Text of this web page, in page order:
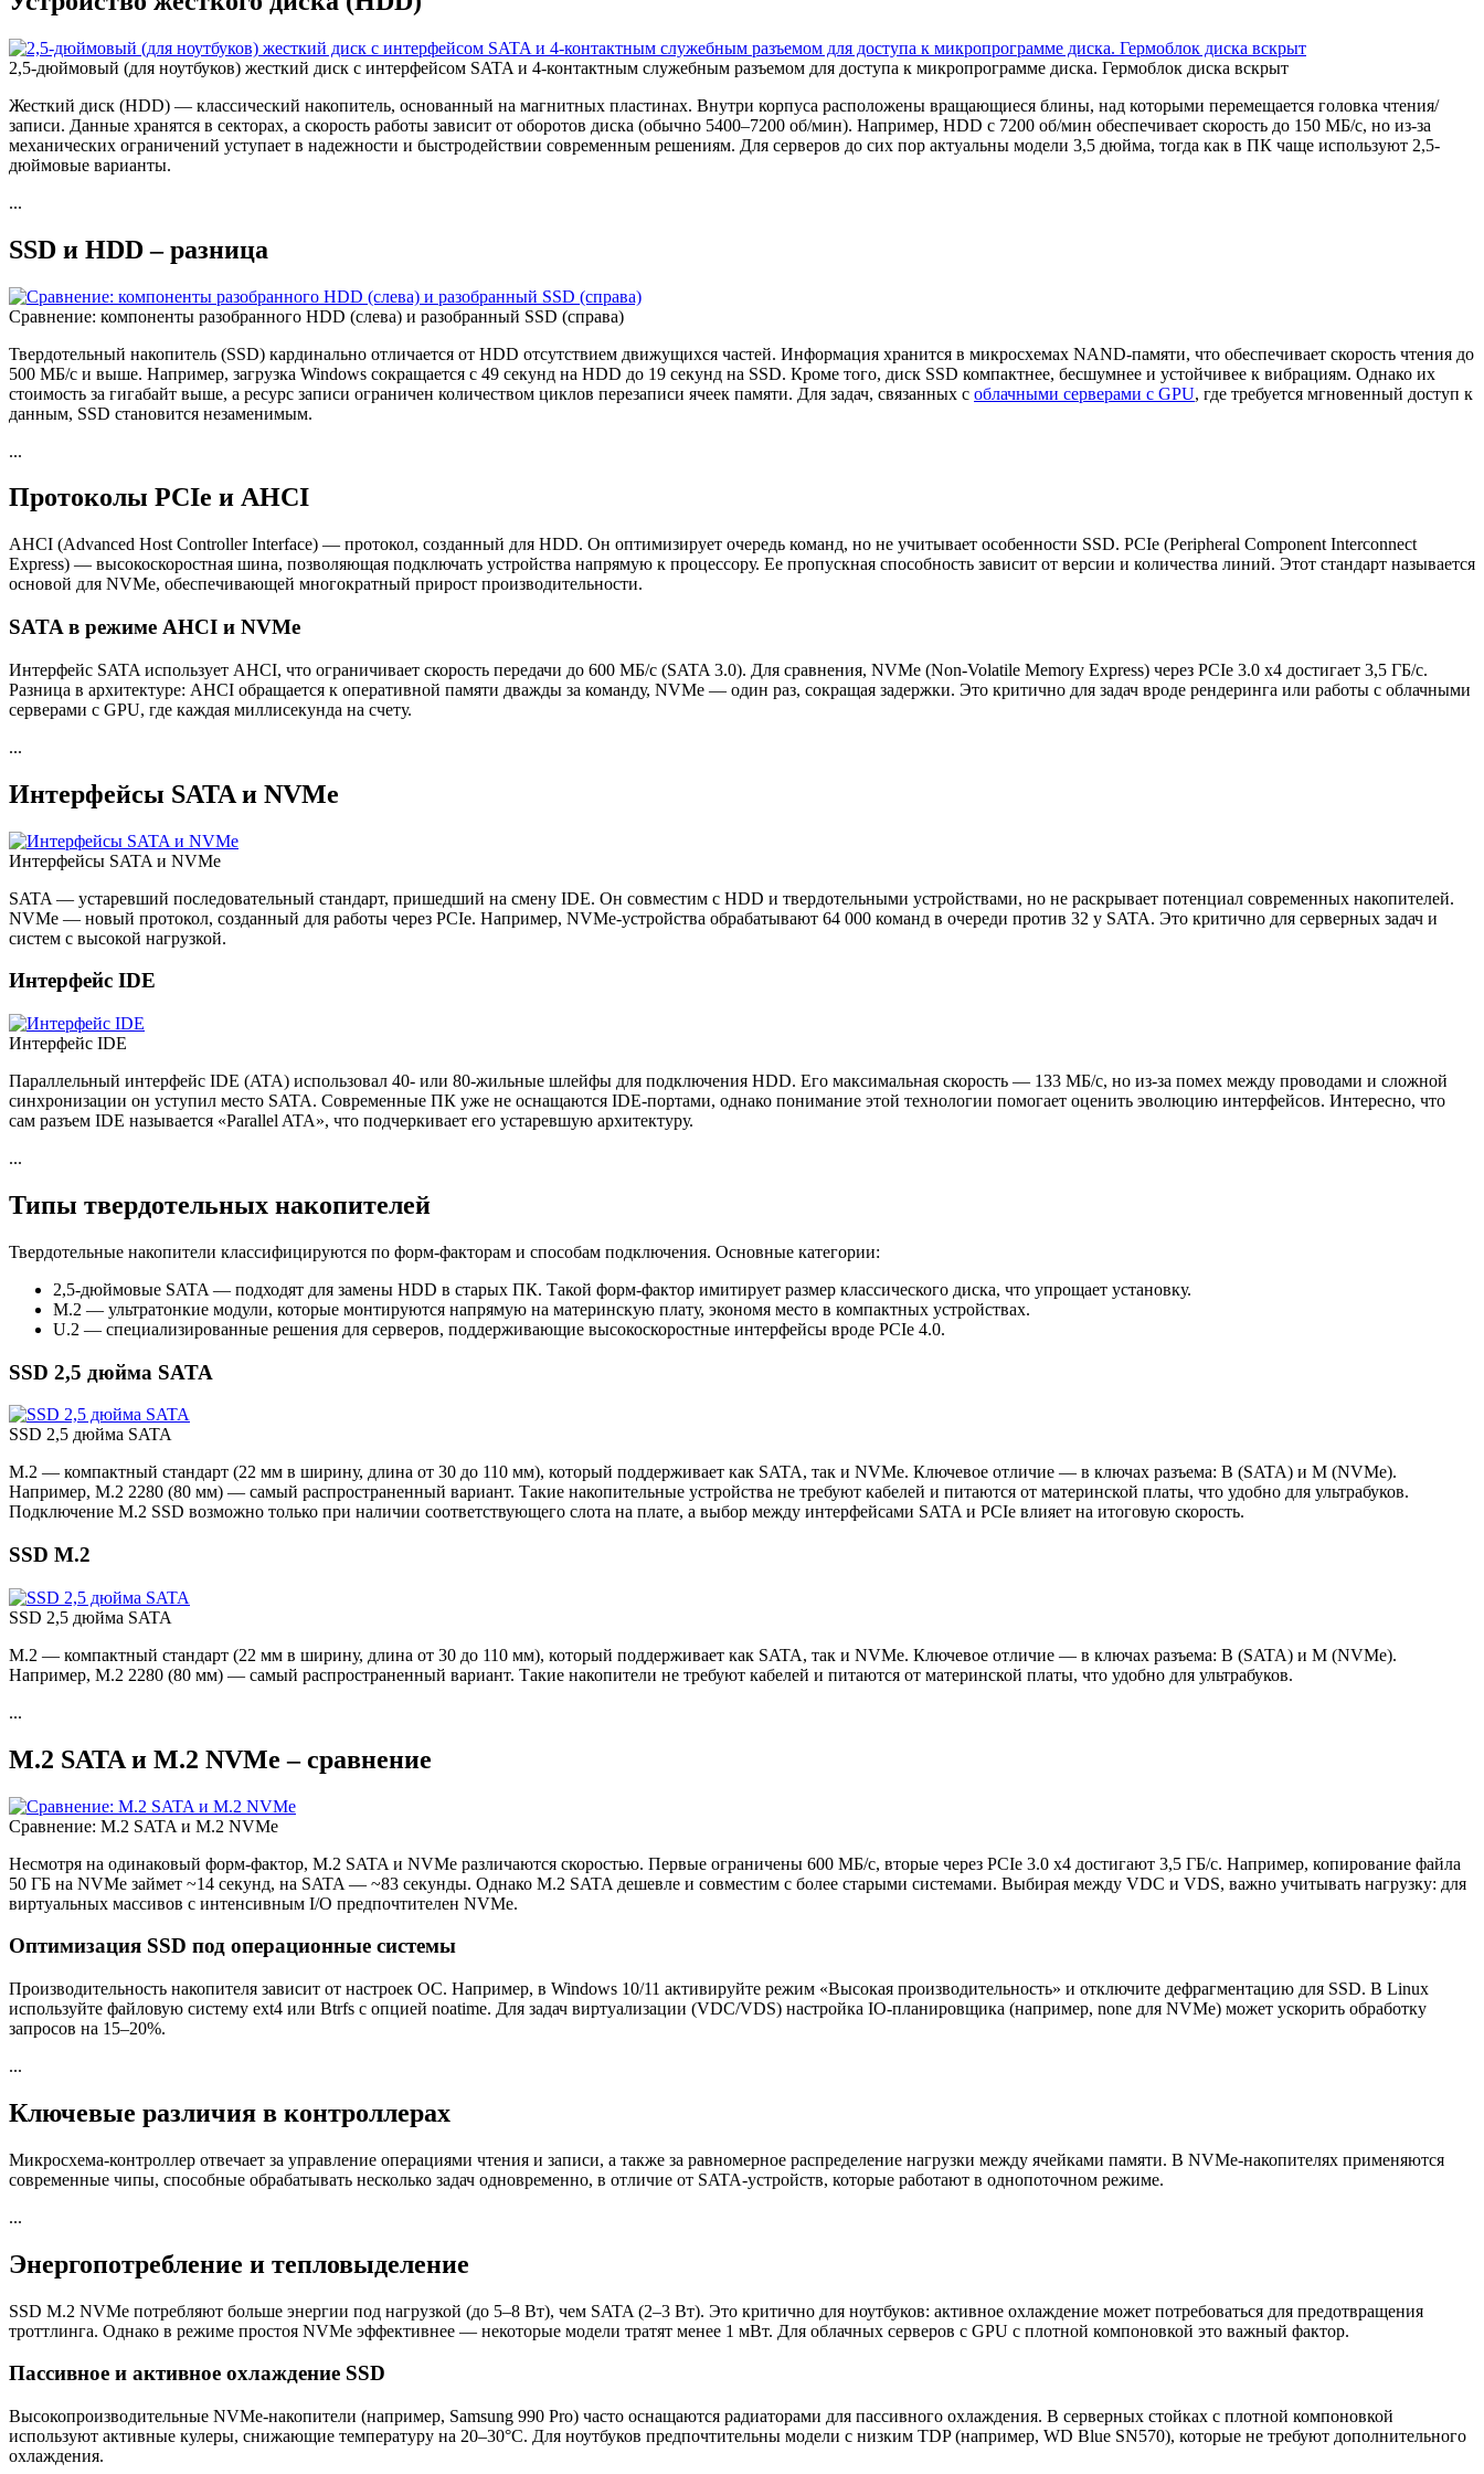
2,5-дюймовый (для ноутбуков) жесткий диск с интерфейсом SATA и 4-контактным служебным разъемом для доступа к микропрограмме диска. Гермоблок диска вскрыт
Жесткий диск (HDD) — классический накопитель, основанный на магнитных пластинах. Внутри корпуса расположены вращающиеся блины, над которыми перемещается головка чтения/
записи. Данные хранятся в секторах, а скорость работы зависит от оборотов диска (обычно 5400–7200 об/мин). Например, HDD с 7200 об/мин обеспечивает скорость до 150 МБ/с, но из-за
механических ограничений уступает в надежности и быстродействии современным решениям. Для серверов до сих пор актуальны модели 3,5 дюйма, тогда как в ПК чаще используют 2,5-
дюймовые варианты.
...
SSD и HDD – разница
Сравнение: компоненты разобранного HDD (слева) и разобранный SSD (справа)
Твердотельный накопитель (SSD) кардинально отличается от HDD отсутствием движущихся частей. Информация хранится в микросхемах NAND-памяти, что обеспечивает скорость чтения до
500 МБ/с и выше. Например, загрузка Windows сокращается с 49 секунд на HDD до 19 секунд на SSD. Кроме того, диск SSD компактнее, бесшумнее и устойчивее к вибрациям. Однако их
стоимость за гигабайт выше, а ресурс записи ограничен количеством циклов перезаписи ячеек памяти. Для задач, связанных с облачными серверами с GPU, где требуется мгновенный доступ к
данным, SSD становится незаменимым.
...
Протоколы PCIe и AHCI
AHCI (Advanced Host Controller Interface) — протокол, созданный для HDD. Он оптимизирует очередь команд, но не учитывает особенности SSD. PCIe (Peripheral Component Interconnect
Express) — высокоскоростная шина, позволяющая подключать устройства напрямую к процессору. Ее пропускная способность зависит от версии и количества линий. Этот стандарт называется
основой для NVMe, обеспечивающей многократный прирост производительности.
SATA в режиме AHCI и NVMe
Интерфейс SATA использует AHCI, что ограничивает скорость передачи до 600 МБ/с (SATA 3.0). Для сравнения, NVMe (Non-Volatile Memory Express) через PCIe 3.0 x4 достигает 3,5 ГБ/с.
Разница в архитектуре: AHCI обращается к оперативной памяти дважды за команду, NVMe — один раз, сокращая задержки. Это критично для задач вроде рендеринга или работы с облачными
серверами с GPU, где каждая миллисекунда на счету.
...
Интерфейсы SATA и NVMe
Интерфейсы SATA и NVMe
SATA — устаревший последовательный стандарт, пришедший на смену IDE. Он совместим с HDD и твердотельными устройствами, но не раскрывает потенциал современных накопителей.
NVMe — новый протокол, созданный для работы через PCIe. Например, NVMe-устройства обрабатывают 64 000 команд в очереди против 32 у SATA. Это критично для серверных задач и
систем с высокой нагрузкой.
Интерфейс IDE
Интерфейс IDE
Параллельный интерфейс IDE (ATA) использовал 40- или 80-жильные шлейфы для подключения HDD. Его максимальная скорость — 133 МБ/с, но из-за помех между проводами и сложной
синхронизации он уступил место SATA. Современные ПК уже не оснащаются IDE-портами, однако понимание этой технологии помогает оценить эволюцию интерфейсов. Интересно, что
сам разъем IDE называется «Parallel ATA», что подчеркивает его устаревшую архитектуру.
...
Типы твердотельных накопителей
Твердотельные накопители классифицируются по форм-факторам и способам подключения. Основные категории:
2,5-дюймовые SATA — подходят для замены HDD в старых ПК. Такой форм-фактор имитирует размер классического диска, что упрощает установку.
M.2 — ультратонкие модули, которые монтируются напрямую на материнскую плату, экономя место в компактных устройствах.
U.2 — специализированные решения для серверов, поддерживающие высокоскоростные интерфейсы вроде PCIe 4.0.
SSD 2,5 дюйма SATA
SSD 2,5 дюйма SATA
M.2 — компактный стандарт (22 мм в ширину, длина от 30 до 110 мм), который поддерживает как SATA, так и NVMe. Ключевое отличие — в ключах разъема: B (SATA) и M (NVMe).
Например, M.2 2280 (80 мм) — самый распространенный вариант. Такие накопительные устройства не требуют кабелей и питаются от материнской платы, что удобно для ультрабуков.
Подключение M.2 SSD возможно только при наличии соответствующего слота на плате, а выбор между интерфейсами SATA и PCIe влияет на итоговую скорость.
SSD M.2
SSD 2,5 дюйма SATA
M.2 — компактный стандарт (22 мм в ширину, длина от 30 до 110 мм), который поддерживает как SATA, так и NVMe. Ключевое отличие — в ключах разъема: B (SATA) и M (NVMe).
Например, M.2 2280 (80 мм) — самый распространенный вариант. Такие накопители не требуют кабелей и питаются от материнской платы, что удобно для ультрабуков.
...
M.2 SATA и M.2 NVMe – сравнение
Сравнение: M.2 SATA и M.2 NVMe
Несмотря на одинаковый форм-фактор, M.2 SATA и NVMe различаются скоростью. Первые ограничены 600 МБ/с, вторые через PCIe 3.0 x4 достигают 3,5 ГБ/с. Например, копирование файла
50 ГБ на NVMe займет ~14 секунд, на SATA — ~83 секунды. Однако M.2 SATA дешевле и совместим с более старыми системами. Выбирая между VDC и VDS, важно учитывать нагрузку: для
виртуальных массивов с интенсивным I/O предпочтителен NVMe.
Оптимизация SSD под операционные системы
Производительность накопителя зависит от настроек ОС. Например, в Windows 10/11 активируйте режим «Высокая производительность» и отключите дефрагментацию для SSD. В Linux
используйте файловую систему ext4 или Btrfs с опцией noatime. Для задач виртуализации (VDC/VDS) настройка IO-планировщика (например, none для NVMe) может ускорить обработку
запросов на 15–20%.
...
Ключевые различия в контроллерах
Микросхема-контроллер отвечает за управление операциями чтения и записи, а также за равномерное распределение нагрузки между ячейками памяти. В NVMe-накопителях применяются
современные чипы, способные обрабатывать несколько задач одновременно, в отличие от SATA-устройств, которые работают в однопоточном режиме.
...
Энергопотребление и тепловыделение
SSD M.2 NVMe потребляют больше энергии под нагрузкой (до 5–8 Вт), чем SATA (2–3 Вт). Это критично для ноутбуков: активное охлаждение может потребоваться для предотвращения
троттлинга. Однако в режиме простоя NVMe эффективнее — некоторые модели тратят менее 1 мВт. Для облачных серверов с GPU с плотной компоновкой это важный фактор.
Пассивное и активное охлаждение SSD
Высокопроизводительные NVMe-накопители (например, Samsung 990 Pro) часто оснащаются радиаторами для пассивного охлаждения. В серверных стойках с плотной компоновкой
используют активные кулеры, снижающие температуру на 20–30°C. Для ноутбуков предпочтительны модели с низким TDP (например, WD Blue SN570), которые не требуют дополнительного
охлаждения.